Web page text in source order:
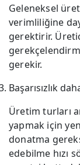
Geleneksel
verimliliğine
gerektirir.
gerekir.
Başarısızlık
Üretim turları
yapmak için
donatma
edebilme hızı